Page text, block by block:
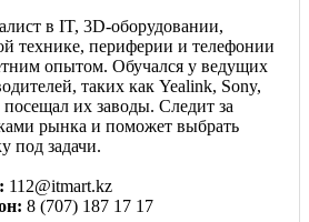
в IT, 3D-оборудовании,
технике, периферии и телефонии
опытом. Обучался у ведущих
таких как Yealink, Sony,
посещал их заводы. Следит за
рынка и поможет выбрать
под задачи.
112@itmart.kz
8 (707) 187 17 17